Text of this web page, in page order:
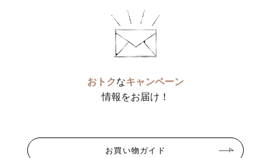
おトクなキャンペーン
情報をお届け！
お買い物ガイド